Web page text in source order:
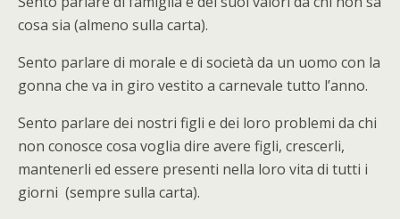
cosa sia (almeno sulla carta).
Sento parlare di morale e di società da un uomo con la
gonna che va in giro vestito a carnevale tutto l’anno.
Sento parlare dei nostri figli e dei loro problemi da chi
non conosce cosa voglia dire avere figli, crescerli,
mantenerli ed essere presenti nella loro vita di tutti i
giorni (sempre sulla carta).